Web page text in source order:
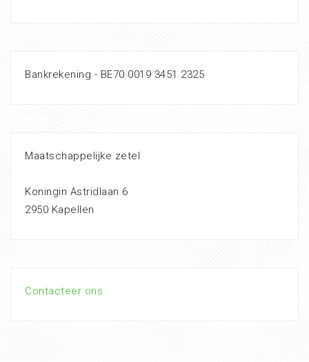
Bankrekening - BE70 0019 3451 2325
Maatschappelijke zetel
Koningin Astridlaan 6
2950 Kapellen
Contacteer ons